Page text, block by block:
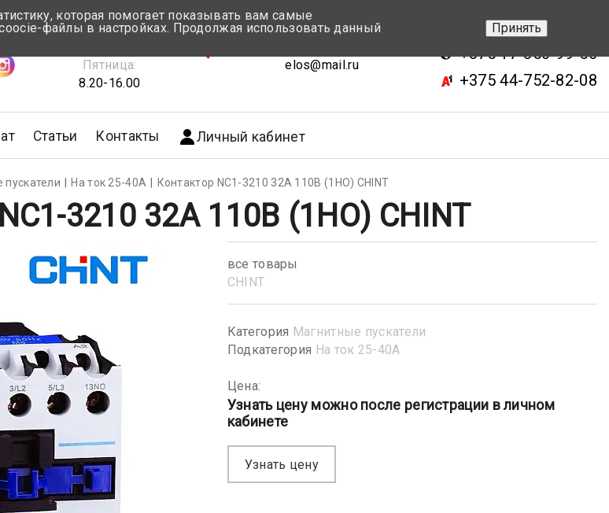
Понедельник-Четверг:
Пятница:
8.20-16.00
elos@mail.ru
+375 17-343-46-70
+375 17-350-99-56
+375 44-752-82-08
Статьи Контакты Личный кабинет
пускатели На ток 25-40А Контактор NC1-3210 32A 110В (1НО) CHINT
3210 32A 110В (1НО) CHINT
все товары
CHINT
Категория Магнитные пускатели
Подкатегория На ток 25-40А
Цена:
Узнать цену можно после регистрации в личном
кабинете
Узнать цену
которая помогает показывать вам самые
файлы в настройках. Продолжая использовать данный
Принять